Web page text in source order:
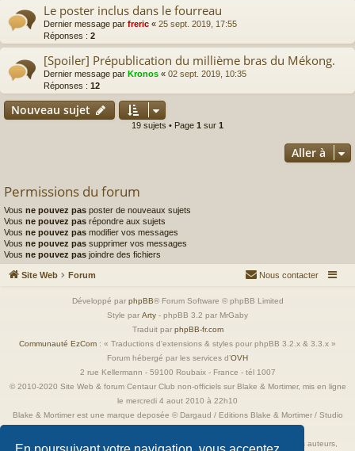
Le poster inclus dans le fourreau
Dernier message par freric « 25 sept. 2019, 17:55
Réponses : 2
[Spoiler] Prépublication du millième bras du Mékong.
Dernier message par Kronos « 02 sept. 2019, 10:35
Réponses : 12
Nouveau sujet
19 sujets • Page 1 sur 1
Aller à
Permissions du forum
Vous ne pouvez pas poster de nouveaux sujets
Vous ne pouvez pas répondre aux sujets
Vous ne pouvez pas modifier vos messages
Vous ne pouvez pas supprimer vos messages
Vous ne pouvez pas joindre des fichiers
Site Web Forum Nous contacter
Développé par phpBB® Forum Software © phpBB Limited
Style par Arty - phpBB 3.2 par MrGaby
Traduit par phpBB-fr.com
Communauté EzCom : « Traductions d'extensions & styles pour phpBB 3.2.x & 3.3.x »
Forum hébergé par les services d’OVH
2 rue Kellermann - 59100 Roubaix - France - tél 1007
© 2010-2020 Site Web & forum Centaur Club non-officiels sur Blake & Mortimer, mis en ligne
le mercredi 4 aout 2010 à 22h10
Blake & Mortimer est une marque deposée © Dargaud / Editions Blake & Mortimer / Studio
Toutes les images incluses dans ces pages sont la propriété exclusive de leurs auteurs,